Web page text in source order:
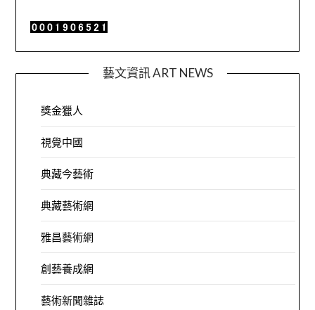
藝文資訊 ART NEWS
獎金獵人
視覺中國
典藏今藝術
典藏藝術網
雅昌藝術網
創藝養成網
藝術新聞雜誌